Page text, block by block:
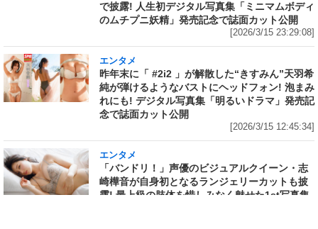
で披露! 人生初デジタル写真集「ミニマムボディ
のムチプニ妖精」発売記念で誌面カット公開
[2026/3/15 23:29:08]
エンタメ
昨年末に「 #2i2 」が解散した“きすみん”天羽希
純が弾けるようなバストにヘッドフォン! 泡まみ
れにも! デジタル写真集「明るいドラマ」発売記
念で誌面カット公開
[2026/3/15 12:45:34]
エンタメ
「バンドリ！」声優のビジュアルクイーン・志
崎樺音が自身初となるランジェリーカットも披
露! 最上級の肢体を惜しみなく魅せた1st写真集